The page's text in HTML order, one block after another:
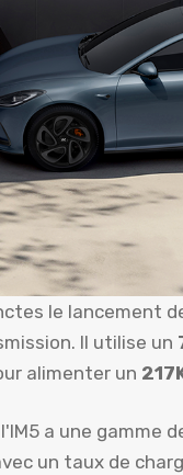
le lancement
Il utilise un
alimenter un
a une gamme
un taux de